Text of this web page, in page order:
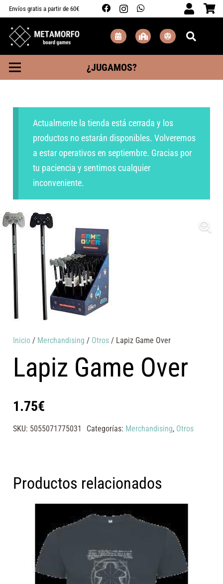
Envíos gratis a partir de 60€
¿JUGAMOS?
Actualmente la tienda está cerrada y los
productos no estarán disponibles. Volveremos
a estar operativos en septiembre. Gracias por
tu paciencia y sentimos cualquier
inconveniente.
Inicio / Merchandising / Otros / Lapiz Game Over
Lapiz Game Over
1.75€
SKU: 5055071775031 Categorías: Merchandising, Otros
Productos relacionados